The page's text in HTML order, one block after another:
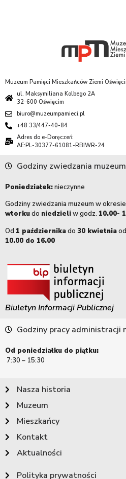
Muzeum Pamięci Mieszkańców Ziemi
ul. Maksymiliana Kolbego 2A
32-600 Oświęcim
biuro@muzeumpamieci.pl
+48 33/447-40-84
Adres do e-Doręczeń:
AE:PL-30377-61081-RBIWR-24
Godziny zwiedzania muzeum
Poniedziałek:nieczynne
Godziny zwiedzania muzeum w
wtorkudo niedzieliw godz. 10.00-
Od 1 październikado 30 kwietniaod
10.00 do 16.00
Biuletyn Informacji Publicznej
Godziny pracy administracji
Od poniedziałku do piątku:
7:30 – 15:30
Nasza historia
Muzeum
Mieszkańcy
Kontakt
Aktualności
Polityka prywatności